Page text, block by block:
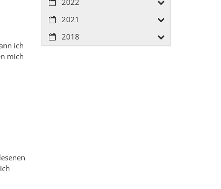
ich
mich
2021
2018